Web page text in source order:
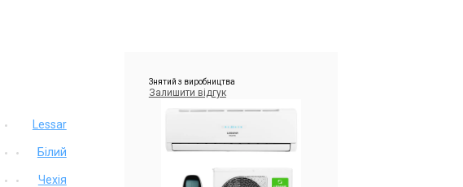
Lessar
Білий
Чехія
Знятий з виробництва
Залишити відгук